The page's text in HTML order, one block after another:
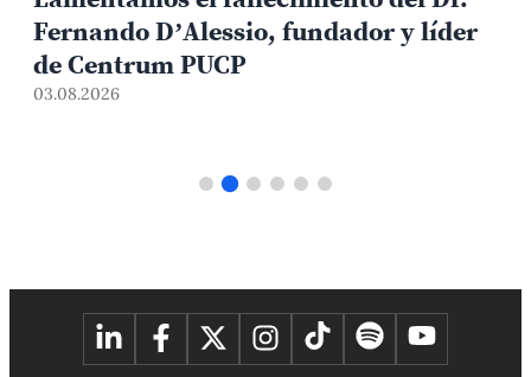
Fernando D’Alessio, fundador y líder
de Centrum PUCP
03.08.2026